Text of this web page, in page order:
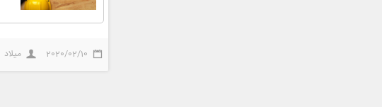
2020/02/10 میلاد